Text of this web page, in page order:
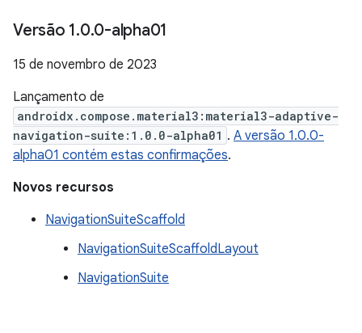
Versão 1.0.0-alpha01
15 de novembro de 2023
Lançamento de
androidx.compose.material3:material3-adaptive-
navigation-suite:1.0.0-alpha01 . A versão 1.0.0-
alpha01 contém estas confirmações.
Novos recursos
NavigationSuiteScaffold
NavigationSuiteScaffoldLayout
NavigationSuite